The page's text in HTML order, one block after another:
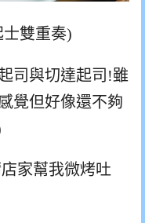
士雙重奏)
司與切達起司!雖
覺但好像還不夠
家幫我微烤吐